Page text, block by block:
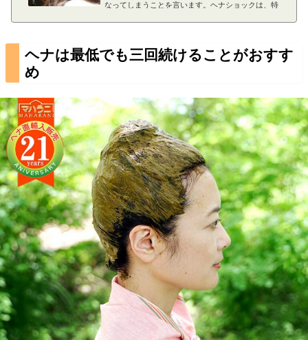
なってしまうことを言います。ヘナショックは、特
ちる？一説では、パーマや合成シャンプー剤に含ま
ヘナは最低でも三回続けることがおすす
め